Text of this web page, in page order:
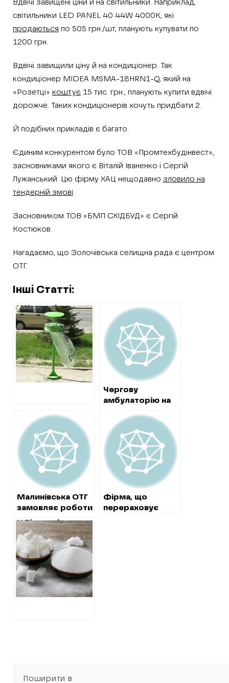
Вдвічі завищені ціни й на світильники. Наприклад,
світильники LED PANEL 40 44W 4000K, які
продаються по 505 грн./шт, планують купувати по
1200 грн.
Вдвічі завищили ціну й на кондиціонер. Так
кондиціонер MIDEA MSMA-18HRN1-Q, який на
«Розетці» коштує 15 тис. грн., планують купити вдвічі
дорожче. Таких кондиціонерів хочуть придбати 2.
Й подібних прикладів є багато.
Єдиним конкурентом було ТОВ «Промтехбудінвест»,
засновниками якого є Віталій Іваненко і Сергій
Лужанський. Цю фірму ХАЦ нещодавно зловило на
тендерній змові.
Засновником ТОВ «БМП СХІДБУД» є Сергій
Костюков.
Нагадаємо, що Золочівська селищна рада є центром
ОТГ.
Інші Статті:
У Харкові
комунальники
віддали більше 10
мільйонів за
прибирання
сміття в урнах
фірмі, яку
створили менше
Чергову
амбулаторію на
побудують з
переплатою на
сотні тисяч
гривень
Малинівська ОТГ
замовляє роботи
у підприємця,
який входить до
реєстру осіб, що
вчинили
корупційні
правопорушення
Фірма, що
перераховує
У Пісочині
вирішили
нажитися на
постачанні цукру
для дітей
Поширити в